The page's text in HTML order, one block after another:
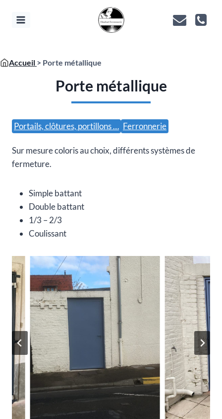
Accueil > Porte métallique
Porte métallique
Portails, clôtures, portillons … Ferronnerie
Sur mesure coloris au choix, différents systèmes de
fermeture.
Simple battant
Double battant
1/3 – 2/3
Coulissant